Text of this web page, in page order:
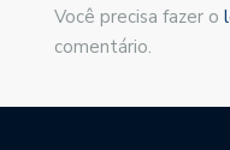
Você precisa fazer o
comentário.